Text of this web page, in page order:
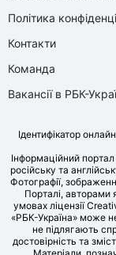
Політика
Контакти
Команда
Вакансії в РБК-
Ідентифікатор
Інформаційний
російську та
Фотографії,
Порталі, авторами
умовах ліцензії
«РБК-Україна» може
не підлягають
достовірність та